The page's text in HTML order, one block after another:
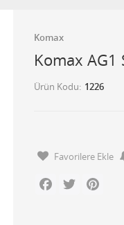
Komax
Komax AG1
Ürün Kodu 1226
Favorilere Ekle
Facebook
Twitter